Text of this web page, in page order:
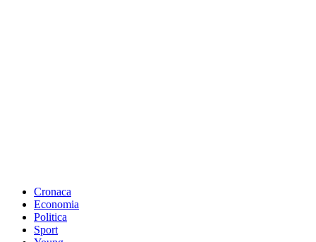
Cronaca
Economia
Politica
Sport